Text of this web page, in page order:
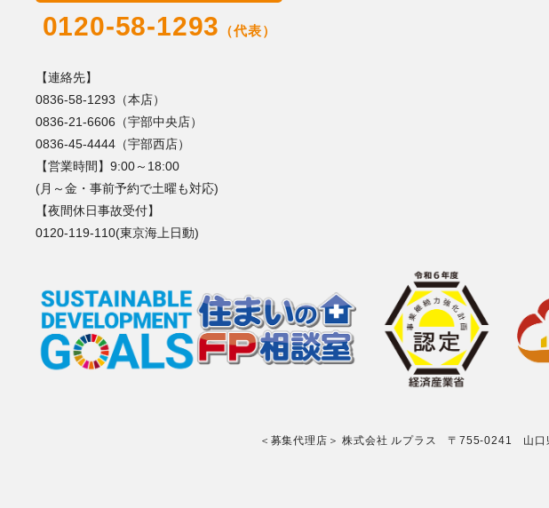
0120-58-1293 （代表）
【連絡先】
0836-58-1293（本店）
0836-21-6606（宇部中央店）
0836-45-4444（宇部西店）
【営業時間】9:00～18:00
(月～金・事前予約で土曜も対応)
【夜間休日事故受付】
0120-119-110(東京海上日動)
＜募集代理店＞ 株式会社 ルプラス 〒755-0241 山